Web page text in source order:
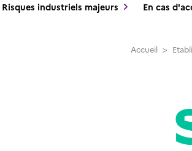
Risques industriels majeurs En cas
Accueil >